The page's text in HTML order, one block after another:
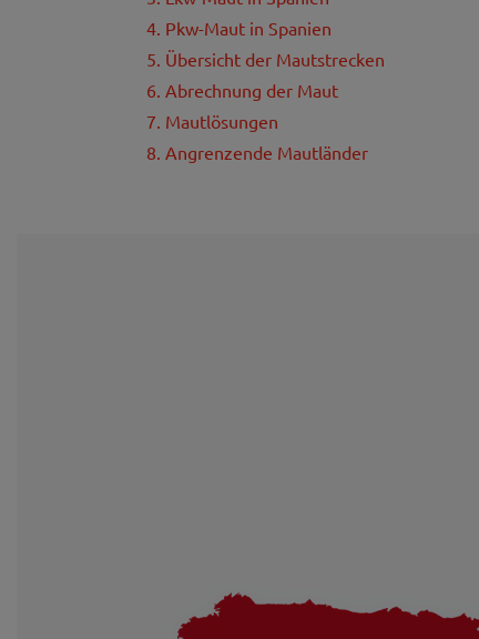
4. Pkw-Maut in Spanien
5. Übersicht der Mautstrecken
6. Abrechnung der Maut
7. Mautlösungen
8. Angrenzende Mautländer